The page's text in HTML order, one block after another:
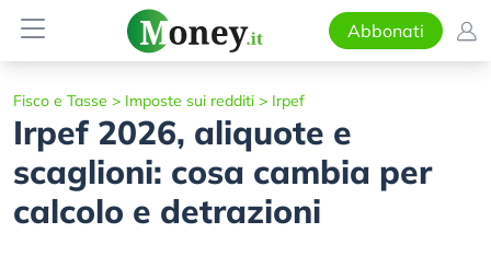
Abbonati
Fisco e Tasse > Imposte sui redditi > Irpef
Irpef 2026, aliquote e
scaglioni: cosa cambia per
calcolo e detrazioni